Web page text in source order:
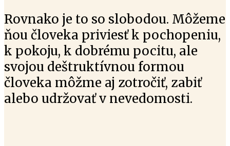
Rovnako je to so slobodou. Môžeme
ňou človeka priviesť k pochopeniu,
k pokoju, k dobrému pocitu, ale
svojou deštruktívnou formou
človeka môžme aj zotročiť, zabiť
alebo udržovať v nevedomosti.